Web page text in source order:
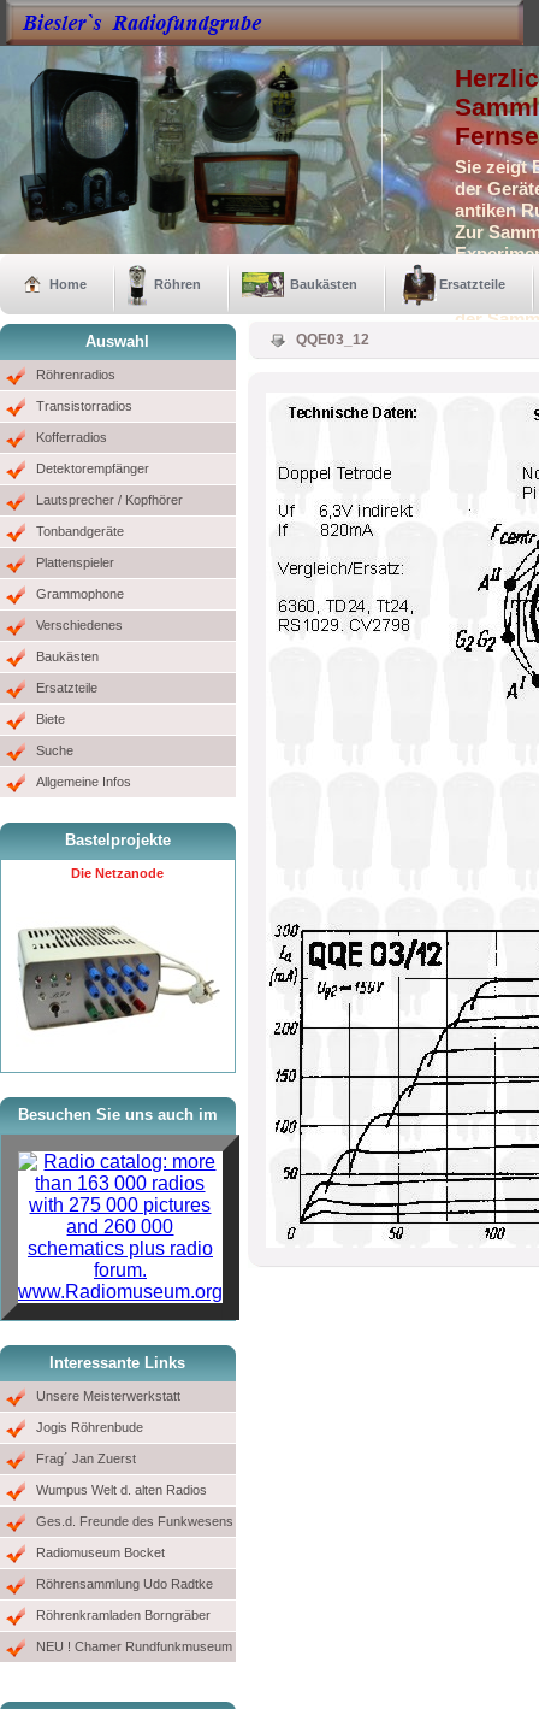
Sie zeigt
der
antiken
Zur
der
Home Röhren Baukästen Ersatzteile
Auswahl
Röhrenradios
Transistorradios
Kofferradios
Detektorempfänger
Lautsprecher / Kopfhörer
Tonbandgeräte
Plattenspieler
Grammophone
Verschiedenes
Baukästen
Ersatzteile
Biete
Suche
Allgemeine Infos
Bastelprojekte
Die Netzanode
Besuchen Sie uns auch im
www.Radiomuseum.org
Interessante Links
Unsere Meisterwerkstatt
Jogis Röhrenbude
Frag´ Jan Zuerst
Wumpus Welt d. alten Radios
Ges.d. Freunde des Funkwesens
Radiomuseum Bocket
Röhrensammlung Udo Radtke
Röhrenkramladen Borngräber
NEU ! Chamer Rundfunkmuseum
QQE03_12